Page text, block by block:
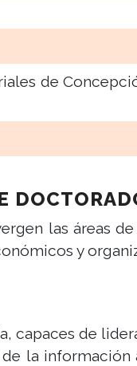
de
las áreas
y
capaces de
la